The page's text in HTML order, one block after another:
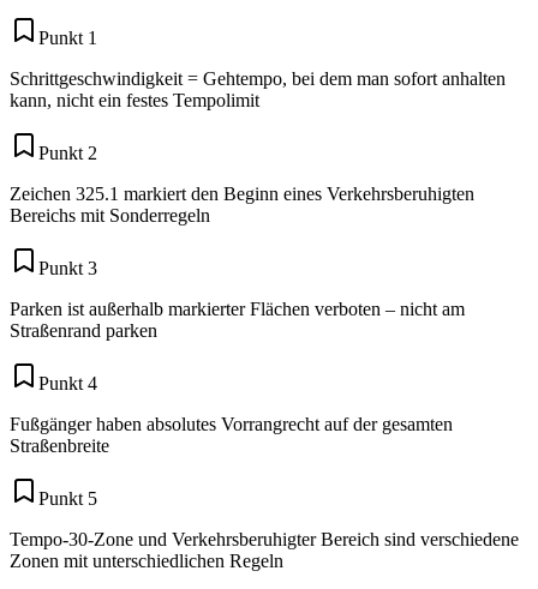
Punkt 1
Schrittgeschwindigkeit = Gehtempo, bei dem man sofort anhalten
kann, nicht ein festes Tempolimit
Punkt 2
Zeichen 325.1 markiert den Beginn eines Verkehrsberuhigten
Bereichs mit Sonderregeln
Punkt 3
Parken ist außerhalb markierter Flächen verboten – nicht am
Straßenrand parken
Punkt 4
Fußgänger haben absolutes Vorrangrecht auf der gesamten
Straßenbreite
Punkt 5
Tempo-30-Zone und Verkehrsberuhigter Bereich sind verschiedene
Zonen mit unterschiedlichen Regeln